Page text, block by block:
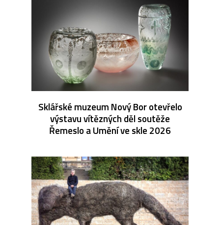
Sklářské muzeum Nový Bor otevřelo
výstavu vítězných děl soutěže
Řemeslo a Umění ve skle 2026